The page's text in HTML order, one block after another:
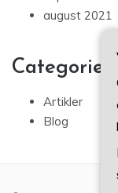
august 2021
Categories
Artikler
Blog